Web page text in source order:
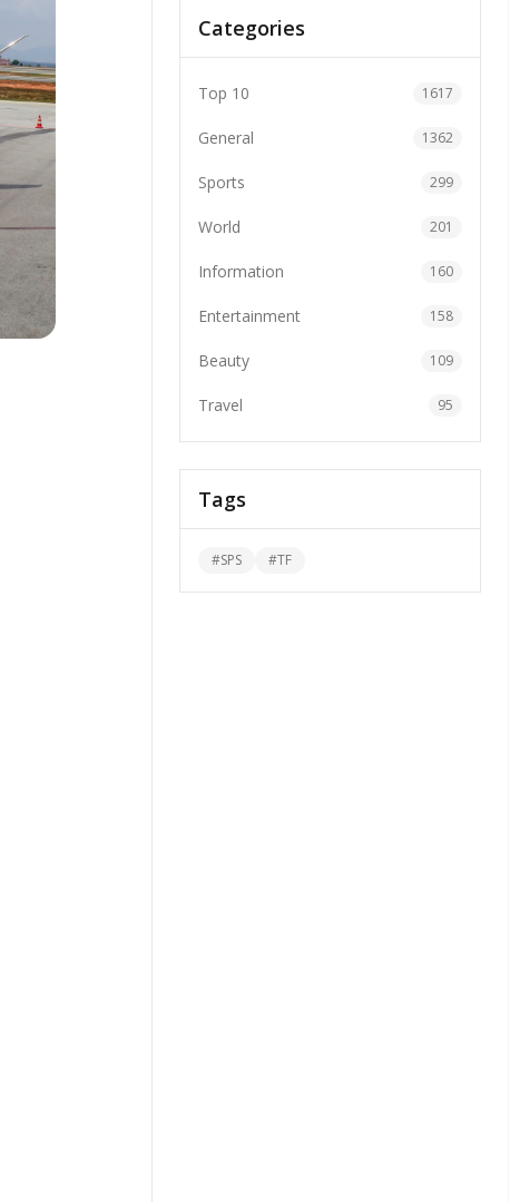
Categories
Top 10 1617
General 1362
Sports 299
World 201
Information 160
Entertainment 158
Beauty 109
Travel 95
Tags
#SPS #TF